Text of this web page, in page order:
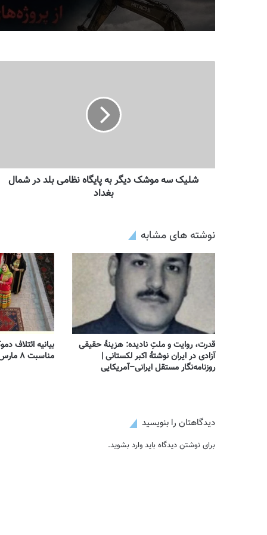
شلیک سه موشک دیگر به پایگاه نظامی بلد در شمال
بغداد
نوشته های مشابه
قدرت، روایت و ملتِ نادیده: هزینهٔ حقیقی
آزادی در ایران نوشتهٔ اکبر لکستانی |
روزنامه‌نگار مستقل ایرانی–آمریکایی
بیانیه ائتلاف
مناسبت ۸ مارس – روز جهانی زن
دیدگاهتان را بنویسید
برای نوشتن دیدگاه باید وارد بشوید.